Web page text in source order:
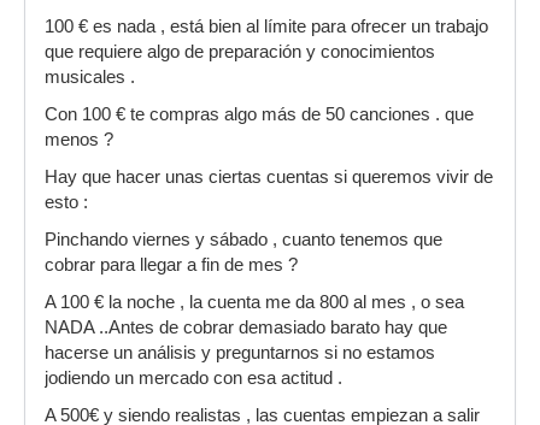
100 € es nada , está bien al límite para ofrecer un trabajo
que requiere algo de preparación y conocimientos
musicales .
Con 100 € te compras algo más de 50 canciones . que
menos ?
Hay que hacer unas ciertas cuentas si queremos vivir de
esto :
Pinchando viernes y sábado , cuanto tenemos que
cobrar para llegar a fin de mes ?
A 100 € la noche , la cuenta me da 800 al mes , o sea
NADA ..Antes de cobrar demasiado barato hay que
hacerse un análisis y preguntarnos si no estamos
jodiendo un mercado con esa actitud .
A 500€ y siendo realistas , las cuentas empiezan a salir